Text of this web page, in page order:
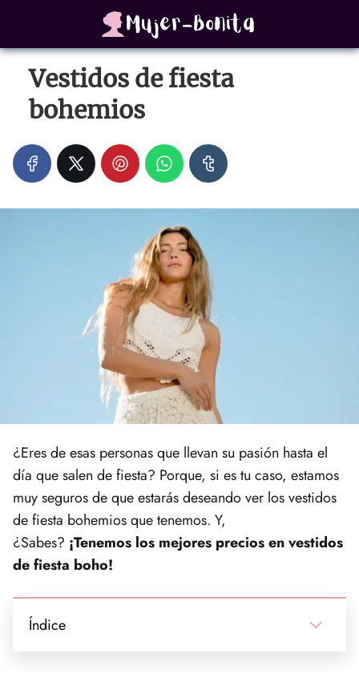
Vestidos de fiesta
bohemios
¿Eres de esas personas que llevan su pasión hasta el
día que salen de fiesta? Porque, si es tu caso, estamos
muy seguros de que estarás deseando ver los vestidos
de fiesta bohemios que tenemos. Y,
¿Sabes? ¡Tenemos los mejores precios en vestidos
de fiesta boho!
Índice